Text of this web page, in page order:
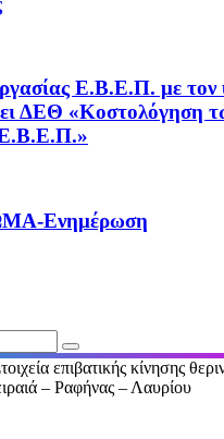
Ε.Β.Ε.Π. με τον
ΔΕΘ «Κοστολόγηση
Ε.Β.Ε.Π.»
Ενημέρωση
επιβατικής κίνησης
– Ραφήνας – Λαυρίου